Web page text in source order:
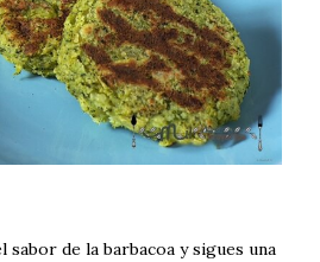
de la barbacoa y sigues una